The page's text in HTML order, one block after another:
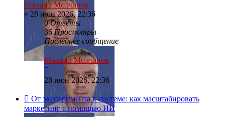
Михаил Молчанов
» 28 июн 2026, 22:36
0Ответы
36Просмотры
Последнее сообщение
Михаил Молчанов
28 июн 2026, 22:36
От эксперимента к системе: как масштабировать
маркетинг с помощью ИИ